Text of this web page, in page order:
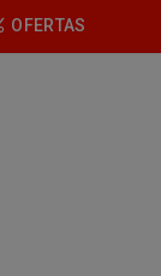
OFERTAS